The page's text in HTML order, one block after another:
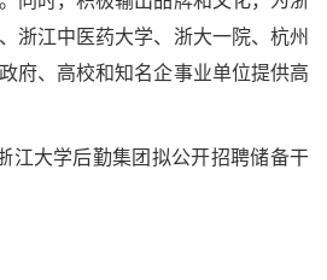
浙江中医药大学、浙大一院、杭州
府、高校和知名企事业单位提供高
江大学后勤集团拟公开招聘储备干